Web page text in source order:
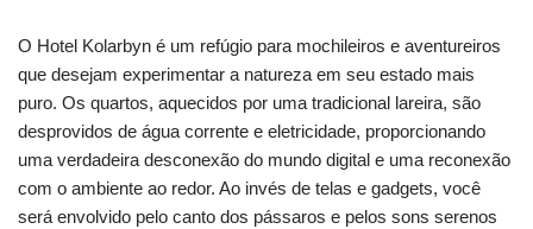
O Hotel Kolarbyn é um refúgio para mochileiros e aventureiros
que desejam experimentar a natureza em seu estado mais
puro. Os quartos, aquecidos por uma tradicional lareira, são
desprovidos de água corrente e eletricidade, proporcionando
uma verdadeira desconexão do mundo digital e uma reconexão
com o ambiente ao redor. Ao invés de telas e gadgets, você
será envolvido pelo canto dos pássaros e pelos sons serenos